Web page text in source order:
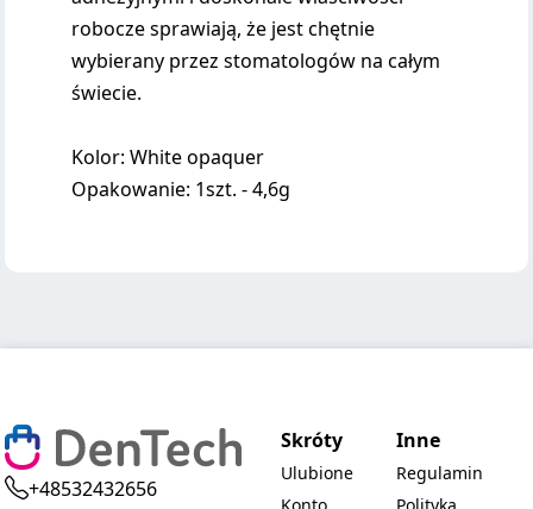
robocze sprawiają, że jest chętnie
wybierany przez stomatologów na całym
świecie.
Kolor: White opaquer
Opakowanie: 1szt. - 4,6g
+48532432656
Skróty
Ulubione
Inne
Regulamin